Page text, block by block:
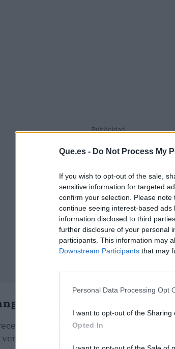
Que.es - Do Not Process My
If you wish to opt-out of the sale,
sensitive information for targeted
confirm your selection. Please
continue seeing interest-based
information disclosed to third
further disclosure of your personal
participants. This information may
Downstream Participants that may
Personal Data Processing Opt
I want to opt-out of the Sharing
Opted In
Publicidad
en sala de eventos y
en el barrio Salamanca un moderno
versátiles para aquellas empresas y